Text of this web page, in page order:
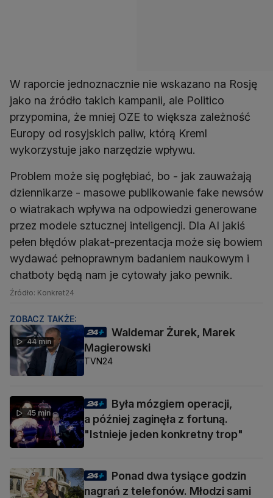
W raporcie jednoznacznie nie wskazano na Rosję
jako na źródło takich kampanii, ale Politico
przypomina, że mniej OZE to większa zależność
Europy od rosyjskich paliw, którą Kreml
wykorzystuje jako narzędzie wpływu.
Problem może się pogłębiać, bo - jak zauważają
dziennikarze - masowe publikowanie fake newsów
o wiatrakach wpływa na odpowiedzi generowane
przez modele sztucznej inteligencji. Dla AI jakiś
pełen błędów plakat-prezentacja może się bowiem
wydawać pełnoprawnym badaniem naukowym i
chatboty będą nam je cytowały jako pewnik.
Źródło: Konkret24
ZOBACZ TAKŻE:
44 min
Waldemar Żurek, Marek
Magierowski
TVN24
45 min
Była mózgiem operacji,
a później zaginęła z fortuną.
"Istnieje jeden konkretny trop"
Ponad dwa tysiące godzin
nagrań z telefonów. Młodzi sami